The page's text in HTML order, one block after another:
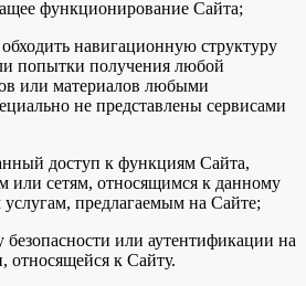
функционирование Сайта;
навигационную структуру
попытки получения любой
или материалов любыми
не представлены сервисами
доступ к функциям Сайта,
или сетям, относящимся к данному
предлагаемым на Сайте;
или аутентификации на
относящейся к Сайту.